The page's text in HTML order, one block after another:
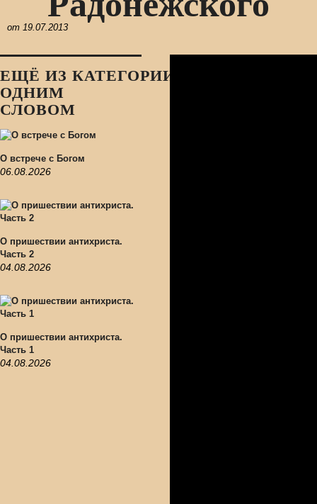
от 19.07.2013
ЕЩЁ ИЗ КАТЕГОРИИ:
ОДНИМ
СЛОВОМ
О встрече с Богом
06.08.2026
О пришествии антихриста.
Часть 2
04.08.2026
О пришествии антихриста.
Часть 1
04.08.2026